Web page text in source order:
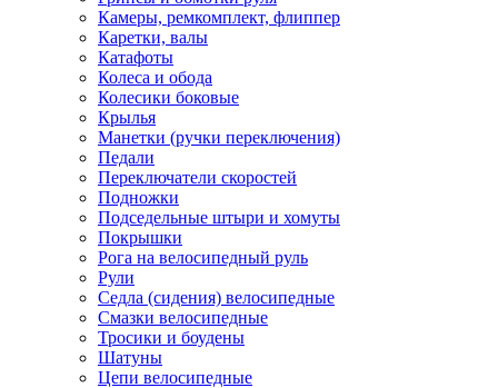
Камеры, ремкомплект, флиппер
Каретки, валы
Катафоты
Колеса и обода
Колесики боковые
Крылья
Манетки (ручки переключения)
Педали
Переключатели скоростей
Подножки
Подседельные штыри и хомуты
Покрышки
Рога на велосипедный руль
Рули
Седла (сидения) велосипедные
Смазки велосипедные
Тросики и боудены
Шатуны
Цепи велосипедные